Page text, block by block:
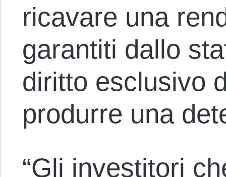
ricavare una
garantiti dallo
diritto esclusivo
produrre una
“Gli investitori